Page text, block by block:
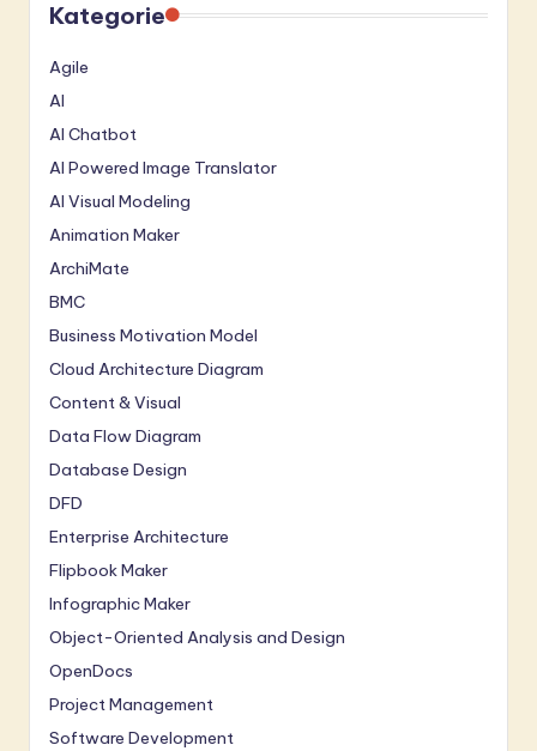
Kategorie
Agile
AI
AI Chatbot
AI Powered Image Translator
AI Visual Modeling
Animation Maker
ArchiMate
BMC
Business Motivation Model
Cloud Architecture Diagram
Content & Visual
Data Flow Diagram
Database Design
DFD
Enterprise Architecture
Flipbook Maker
Infographic Maker
Object-Oriented Analysis and Design
OpenDocs
Project Management
Software Development